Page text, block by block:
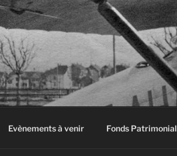
À AIRBUS
Evènements à venir Fonds Patrimonial